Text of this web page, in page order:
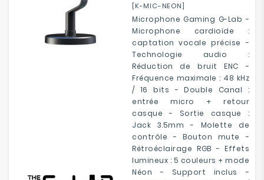
[K-MIC-NEON]
Microphone Gaming G-Lab -
Microphone cardioïde :
captation vocale précise -
Technologie audio :
Réduction de bruit ENC -
Fréquence maximale : 48 kHz
/ 16 bits - Double Canal :
entrée micro + retour
casque - Sortie casque :
Jack 3.5mm - Molette de
contrôle - Bouton mute -
Rétroéclairage RGB - Effets
lumineux : 5 couleurs + mode
Néon - Support inclus -